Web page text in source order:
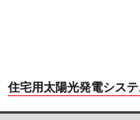
住宅用太陽光発電システ